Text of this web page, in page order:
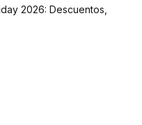
2026: Descuentos,